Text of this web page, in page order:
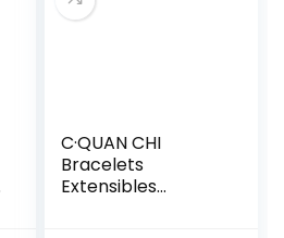
C·QUAN CHI
Bracelets
Extensibles